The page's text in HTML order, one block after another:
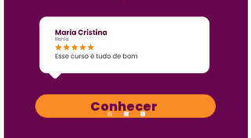
Conhecer